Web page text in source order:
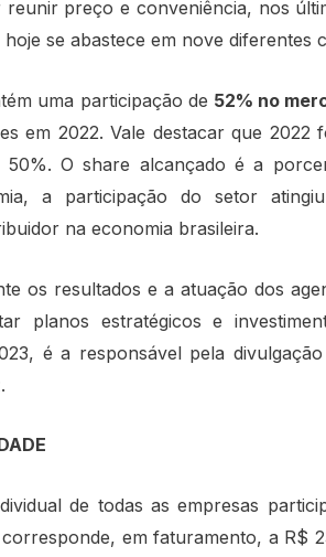
preço e conveniência, nos
se abastece em nove diferentes
uma participação de 52% no
em 2022. Vale destacar que
O share alcançado é a
a participação do setor
na economia brasileira.
os resultados e a atuação dos
planos estratégicos e
é a responsável pela
de todas as empresas
em faturamento, a R$